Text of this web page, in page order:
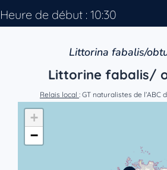
Heure de début : 10:30
Littorina fabalis/
Littorine fabalis/
Relais local : GT naturalistes de l’ABC
+
−